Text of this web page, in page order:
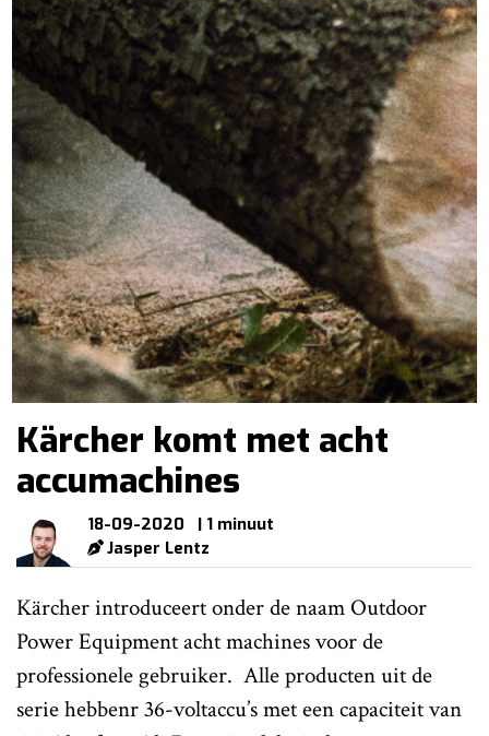
Kärcher komt met acht
accumachines
18-09-2020
| 1 minuut
Jasper Lentz
Kärcher introduceert onder de naam Outdoor
Power Equipment acht machines voor de
professionele gebruiker. Alle producten uit de
serie hebbenr 36-voltaccu’s met een capaciteit van